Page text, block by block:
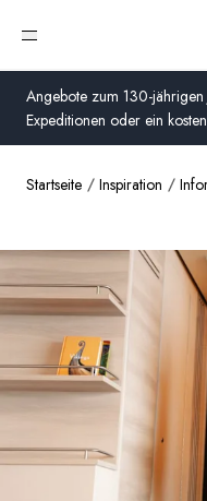
Angebote zum 130-jährigen
Expeditionen oder ein
Menü öffnen
Schweiz
Vereinigtes
und Nordirland)
USA
Schweiz
Global
Startseite Inspiration